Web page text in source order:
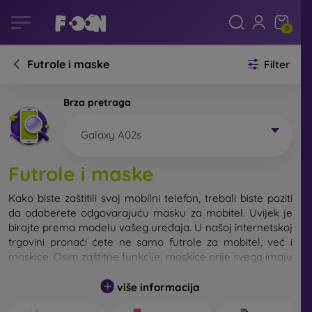
0
Futrole i maske Filter
Brza pretraga
Galaxy A02s
Futrole i maske
Kako biste zaštitili svoj mobilni telefon, trebali biste paziti
da odaberete odgovarajuću masku za mobitel. Uvijek je
birajte prema modelu vašeg uređaja. U našoj internetskoj
trgovini pronaći ćete ne samo futrole za mobitel, već i
maskice. Osim zaštitne funkcije, maskice prije svega imaju
Maskicu za mobitel možemo također nazvati i stražnjom
više informacija